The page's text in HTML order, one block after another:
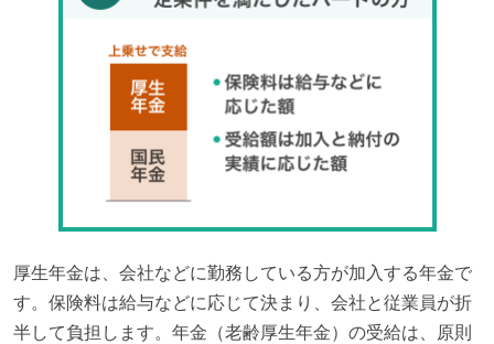
厚生年金は、会社などに勤務している方が加入する年金で
す。保険料は給与などに応じて決まり、会社と従業員が折
半して負担します。年金（老齢厚生年金）の受給は、原則